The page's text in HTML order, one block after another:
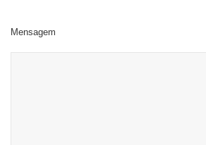
Mensagem